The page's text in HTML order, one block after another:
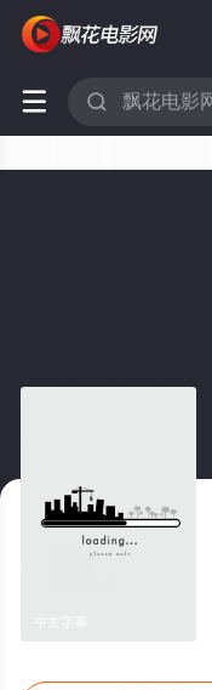
 